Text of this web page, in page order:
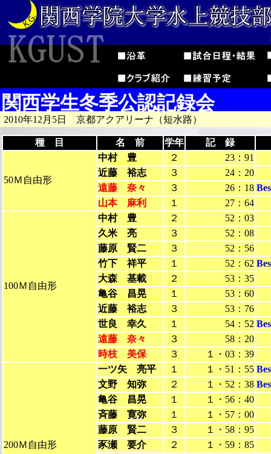
2010年12月5日 京都アクアリーナ（短水路）
関西学生冬季公認記録会
種 目 名 前 学年 記 録
50Ｍ自由形
中村 豊 ２
23：91
近藤 裕志
３
24：20
遠藤 奈々
３ 26：18
山本 麻利
１ 27：64
100Ｍ自由形
中村 豊 ２
52：03
久米 亮
３
52：08
藤原 賢二
３
52：56
竹下 祥平
１ 52：62
大森 基載
２
53：35
亀谷 昌晃
１
53：60
近藤 裕志
３
53：76
世良 幸久
１ 54：52
遠藤 奈々
３
58：20
時枝 美保
３ １・03：39
200Ｍ自由形
一ツ矢 亮平 １ １・51：55
文野 知弥
２ １・52：38
亀谷 昌晃
１
１・56：40
斉藤 寛弥
１
１・57：00
藤原 賢二
３
１・58：95
豕瀬 要介
２
１・59：85